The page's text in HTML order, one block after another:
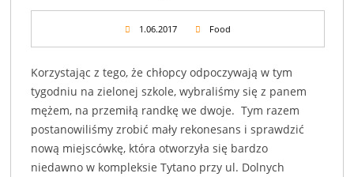
1.06.2017 Food
Korzystając z tego, że chłopcy odpoczywają w tym
tygodniu na zielonej szkole, wybraliśmy się z panem
mężem, na przemiłą randkę we dwoje. Tym razem
postanowiliśmy zrobić mały rekonesans i sprawdzić
nową miejscówkę, która otworzyła się bardzo
niedawno w kompleksie Tytano przy ul. Dolnych